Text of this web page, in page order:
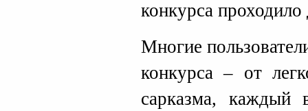
конкурса
Многие
конкурса – от
сарказма, каждый